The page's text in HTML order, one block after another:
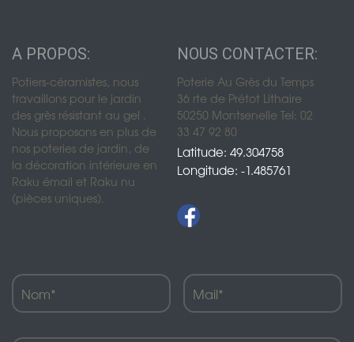
A PROPOS:
Potiers-céramistes, nous
travaillons pour le jardin
des grès résistant au gel .
Nous proposons en plus de
nos poteries de jardin, de
la décoration intérieure en
Raku émail et Raku nu
(pièces uniques).
NOUS CONTACTER:
Poterie Au Grès du Temps
36 rte de Prétot Lithaire
50250 Montsenelle Tel: 02
33 47 92 80
Latitude: 49.304758
Longitude: -1.485761